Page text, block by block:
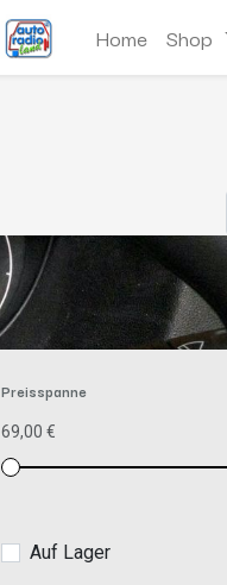
Home Shop
Preisspanne
69,00 €
Auf Lager